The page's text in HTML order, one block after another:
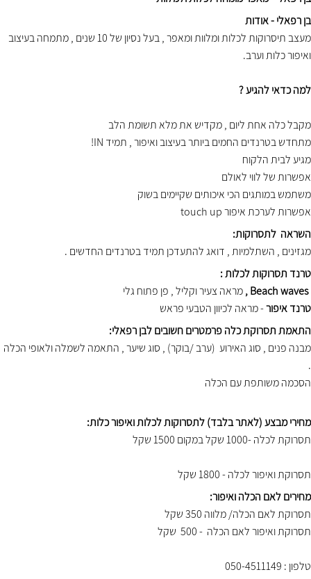
בן רפאלי - אודות
מעצב תיסרוקות לכלות ומלוות ומאפר , בעל נסיון של 10 שנים , מתמחה בעיצוב
ואיפור כלות וערב.
למה כדאי להגיע ?
מקבל כלה אחת ליום , מקדיש את מלא תשומת הלב
מתחדש בטרנדים החמים ביותר בעיצוב ואיפור , תמיד IN!
מגיע לבית הלקוח
אפשרות של לווי לאולם
משתמש במותגים הכי איכותים שקיימים בשוק
אפשרות לערכת איפור touch up
השראה לתסרוקות:
מגזינים , השתלמיות , דואג להתעדכן תמיד בטרנדים החדשים .
טרנד תסרוקות לכלות :
מראה צעיר וקליל , פן פתוח גלי
טרנד איפור- מראה לכיוון הטבעי פראש
התאמת תסרוקת כלה פרמטרים חשובים לבן רפאלי:
מבנה פנים , סוג האירוע (ערב /בוקר) , סוג שיער , התאמה לשמלה ולאופי הכלה
.
הסכמה משותפת עם הכלה
מחירי מבצע (לאתר בלבד) לתסרוקות לכלות ואיפור כלות:
תסרוקת לכלה -1000 שקל במקום 1500 שקל
תסרוקת ואיפור לכלה - 1800 שקל
מחירים לאם הכלה ואיפור:
תסרוקת לאם הכלה/ מלווה 350 שקל
תסרוקת ואיפור לאם הכלה - 500 שקל
טלפון : 050-4511149